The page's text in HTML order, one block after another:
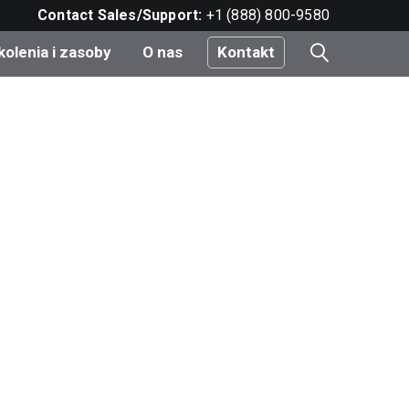
Contact Sales/Support: +1 (888) 800-9580
i zasoby O nas Kontakt